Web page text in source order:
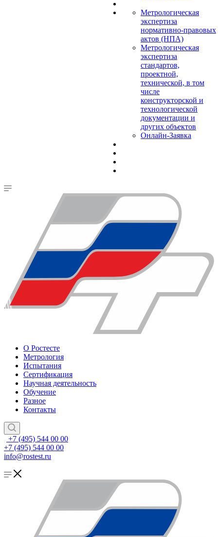
Метрологическая
экспертиза
нормативно-правовых
актов (НПА)
Метрологическая
экспертиза
стандартов,
проектной,
технической, в том
числе
конструкторской и
технологической
документации и
других объектов
Онлайн-Заявка
О Ростесте
Метрология
Испытания
Сертификация
Научная деятельность
Обучение
Разное
Контакты
+7 (495) 544 00 00
+7 (495) 544 00 00
info@rostest.ru